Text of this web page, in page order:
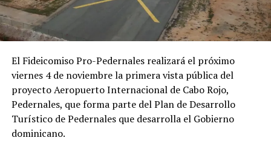
El Fideicomiso Pro-Pedernales realizará el próximo
viernes 4 de noviembre la primera vista pública del
proyecto Aeropuerto Internacional de Cabo Rojo,
Pedernales, que forma parte del Plan de Desarrollo
Turístico de Pedernales que desarrolla el Gobierno
dominicano.